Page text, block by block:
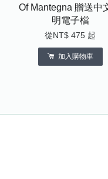
Of Mantegna 贈送中
明電子檔
從NT$ 475 起
加入購物車